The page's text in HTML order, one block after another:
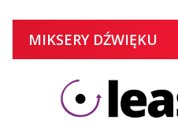
MIKSERY DŹWIĘKU